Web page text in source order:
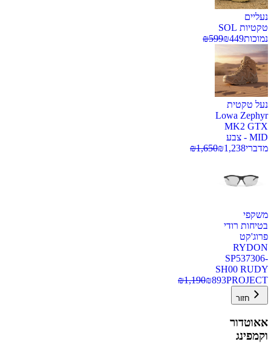
נעליים
טקטיות SOL
נמוכות
₪449
₪599
נעל טקטית
Lowa Zephyr
MK2 GTX
MID - צבע
מדברי
₪1,238
₪1,650
משקפי
בטיחות רודי
פרוג'קט
RYDON
SP537306-
SH00 RUDY
PROJECT
₪893
₪1,190
חזור
אאוטדור
וקמפינג